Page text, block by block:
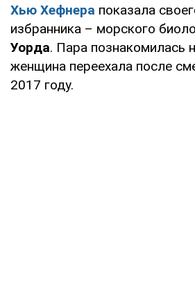
Хью Хефнера показала
избранника – морского
Уорда. Пара познакомилась
женщина переехала после
2017 году.